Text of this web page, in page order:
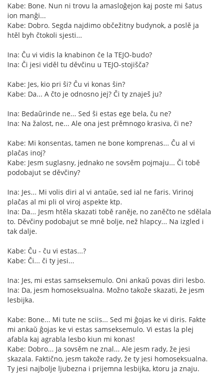
Kabe: Bone. Nun ni trovu la amasloĝejon kaj poste mi ŝatus
ion manĝi...
Kabe: Dobro. Segda najdimo občežitny budynok, a poslě ja
htěl byh čtokoli sjesti...
Ina: Ĉu vi vidis la knabinon ĉe la TEJO-budo?
Ina: Či jesi viděl tu děvčinu u TEJO-stojišča?
Kabe: Jes, kio pri ŝi? Ĉu vi konas ŝin?
Kabe: Da... A čto je odnosno jej? Či ty znaješ ju?
Ina: Bedaŭrinde ne... Sed ŝi estas ege bela, ĉu ne?
Ina: Na žalost, ne... Ale ona jest prěmnogo krasiva, či ne?
Kabe: Mi konsentas, tamen ne bone komprenas... Ĉu al vi
plaĉas inoj?
Kabe: Jesm suglasny, jednako ne sovsěm pojmaju... Či tobě
podobajut se děvčiny?
Ina: Jes... Mi volis diri al vi antaŭe, sed ial ne faris. Virinoj
plaĉas al mi pli ol viroj aspekte ktp.
Ina: Da... Jesm htěla skazati tobě raněje, no zaněčto ne sdělala
to. Děvčiny podobajut se mně bolje, než hlapcy... Na izgled i
tak dalje.
Kabe: Ĉu - ĉu vi estas...?
Kabe: Či... či ty jesi...
Ina: Jes, mi estas samseksemulo. Oni ankaŭ povas diri lesbo.
Ina: Da, jesm homoseksualna. Možno takože skazati, že jesm
lesbijka.
Kabe: Bone... Mi tute ne sciis... Sed mi ĝojas ke vi diris. Fakte
mi ankaŭ ĝojas ke vi estas samseksemulo. Vi estas la plej
afabla kaj agrabla lesbo kiun mi konas!
Kabe: Dobro... Ja sovsěm ne znal... Ale jesm rady, že jesi
skazala. Faktično, jesm takože rady, že ty jesi homoseksualna.
Ty jesi najbolje ljubezna i prijemna lesbijka, ktoru ja znaju.